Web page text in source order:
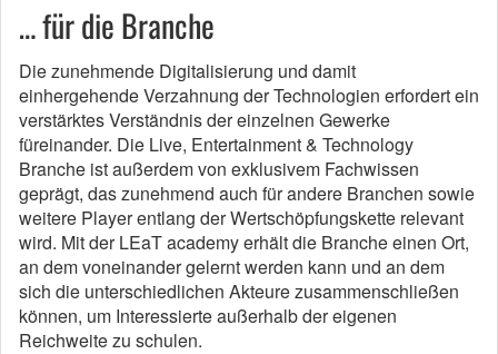
… für die Branche
Die zunehmende Digitalisierung und damit
einhergehende Verzahnung der Technologien erfordert ein
verstärktes Verständnis der einzelnen Gewerke
füreinander. Die Live, Entertainment & Technology
Branche ist außerdem von exklusivem Fachwissen
geprägt, das zunehmend auch für andere Branchen sowie
weitere Player entlang der Wertschöpfungskette relevant
wird. Mit der LEaT academy erhält die Branche einen Ort,
an dem voneinander gelernt werden kann und an dem
sich die unterschiedlichen Akteure zusammenschließen
können, um Interessierte außerhalb der eigenen
Reichweite zu schulen.